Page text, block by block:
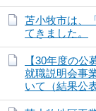
苫小牧市は、
てきました。
【30年度の
就職説明会事
いて（結果公表